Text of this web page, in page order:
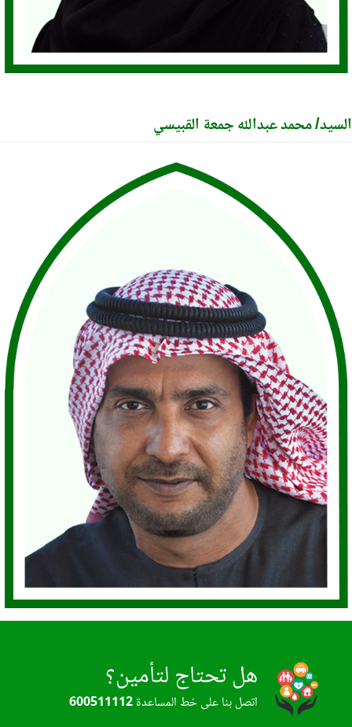
محمد عبدالله جمعة القبيسي
هل تحتاج لتأمين؟
اتصل بنا على خط المساعدة600511112